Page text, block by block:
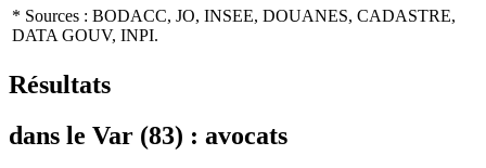
* Sources : BODACC, JO, INSEE, DOUANES, CADASTRE,
DATA GOUV, INPI.
Résultats
dans le Var (83) : avocats